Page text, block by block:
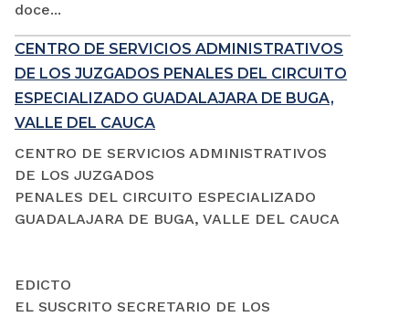
doce...
CENTRO DE SERVICIOS ADMINISTRATIVOS
DE LOS JUZGADOS PENALES DEL CIRCUITO
ESPECIALIZADO GUADALAJARA DE BUGA,
VALLE DEL CAUCA
CENTRO DE SERVICIOS ADMINISTRATIVOS
DE LOS JUZGADOS
PENALES DEL CIRCUITO ESPECIALIZADO
GUADALAJARA DE BUGA, VALLE DEL CAUCA
EDICTO
EL SUSCRITO SECRETARIO DE LOS